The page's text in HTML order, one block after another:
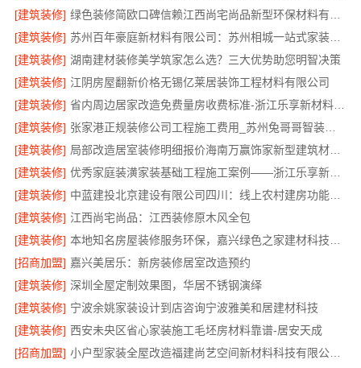
[建筑装修]
[建筑装修]
苏州百年豪庭新材料有限公司：苏州相城一站式家装设计多少钱拎包入住
[建筑装修] 湖南建材装修美学筑家怎么选？三大优势助您明智决策
[建筑装修] 江阴房屋翻新价格无锡亿莱居装饰工程材料有限公司
[建筑装修]
省内周边居家改造免费量房收费标准-浙江乐享新材料有限公司
[建筑装修]
张家港正规装修公司工程施工费用_苏州兔哥哥智装新材料
[建筑装修]
局部改造居室装修明细报价海南万赢饰家新型建筑材料有限公
[建筑装修]
优秀家庭装潢家装基础工程施工案例——浙江乐享新材料有限公司
[建筑装修]
中蓝建投北京建设有限公司四川：线上农村建房功能体验
[建筑装修] 江西尚宅尚品：江西装修原木风全包
[建筑装修]
[招商加盟] 嘉兴美居乐：新房装修居室改造预约
[建筑装修] 深圳全屋定制效果图，华居不锈钢演绎
[建筑装修] 宁波余姚家装设计到店咨询宁波雅美和居建材科技
[建筑装修] 西安未央区省心家装施工毛坯房材料靠谱-居安天成
[招商加盟]
小户型家装全屋改造福建尚艺空间新材料科技有限公司口碑优选